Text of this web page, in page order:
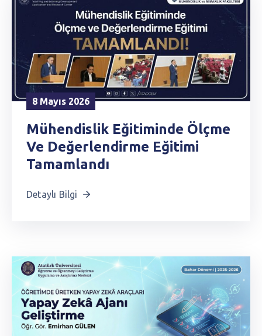
8 Mayıs 2026
Mühendislik Eğitiminde Ölçme
Ve Değerlendirme Eğitimi
Tamamlandı
Detaylı Bilgi